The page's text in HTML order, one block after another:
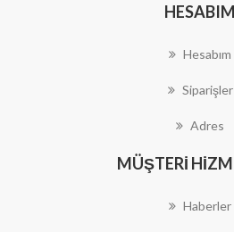
HESABIM
Hesabım
Siparişler
Adres
MÜŞTERI
Haberler